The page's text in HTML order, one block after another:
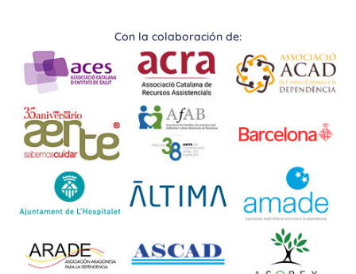
Con la colaboración de: